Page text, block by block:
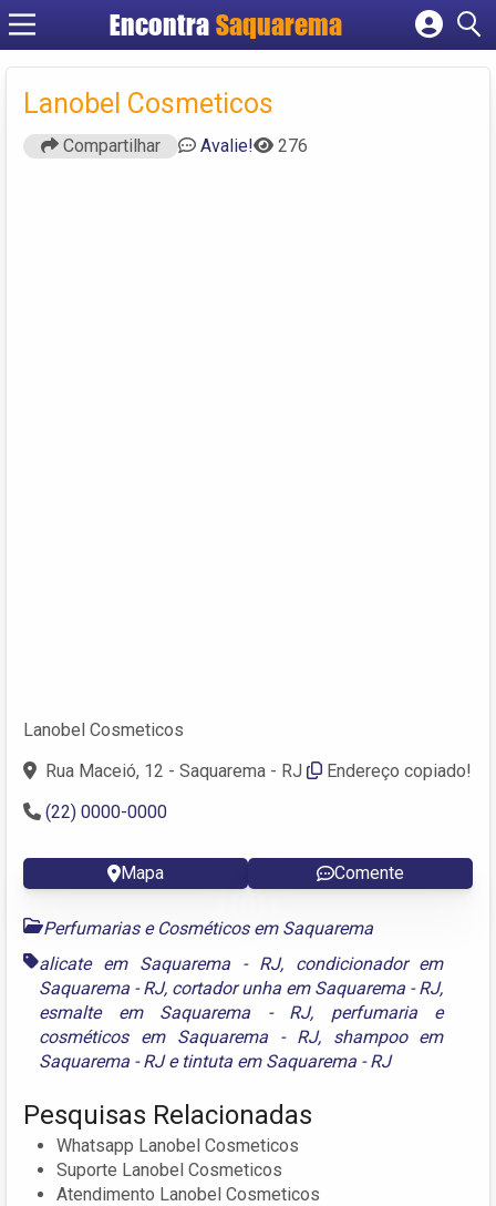
Encontra Saquarema
Cadastrar empresa
Criar conta
Lanobel Cosmeticos
Compartilhar Avalie! 276
Lanobel Cosmeticos
Rua Maceió, 12 - Saquarema - RJ
Endereço copiado!
(22) 0000-0000
Mapa Comente
Perfumarias e Cosméticos em Saquarema
alicate em Saquarema - RJ, condicionador em
Saquarema - RJ, cortador unha em Saquarema - RJ,
esmalte em Saquarema - RJ, perfumaria e
cosméticos em Saquarema - RJ, shampoo em
Saquarema - RJe tintuta em Saquarema - RJ
Pesquisas Relacionadas
Whatsapp Lanobel Cosmeticos
Suporte Lanobel Cosmeticos
Atendimento Lanobel Cosmeticos